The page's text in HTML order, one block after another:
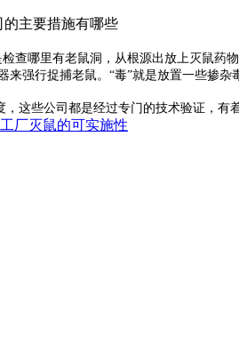
查哪里有老鼠洞，从根源出放上灭鼠药
强行捉捕老鼠。“毒”就是放置一些掺杂
这些公司都是经过专门的技术验证，有
厂灭鼠的可实施性